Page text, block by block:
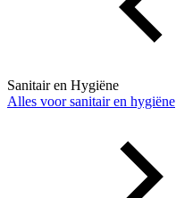
Sanitair en Hygiëne
Alles voor sanitair en hygiëne